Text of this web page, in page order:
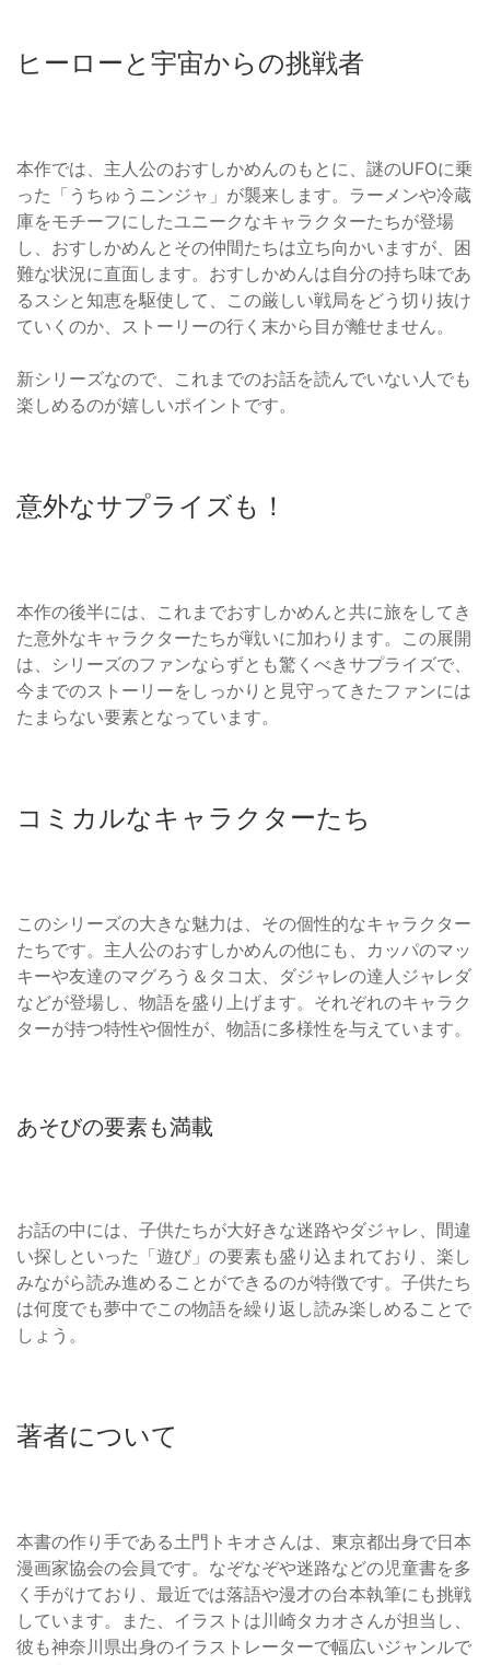
ヒーローと宇宙からの挑戦者
本作では、主人公のおすしかめんのもとに、謎のUFOに乗
った「うちゅうニンジャ」が襲来します。ラーメンや冷蔵
庫をモチーフにしたユニークなキャラクターたちが登場
し、おすしかめんとその仲間たちは立ち向かいますが、困
難な状況に直面します。おすしかめんは自分の持ち味であ
るスシと知恵を駆使して、この厳しい戦局をどう切り抜け
ていくのか、ストーリーの行く末から目が離せません。
新シリーズなので、これまでのお話を読んでいない人でも
楽しめるのが嬉しいポイントです。
意外なサプライズも！
本作の後半には、これまでおすしかめんと共に旅をしてき
た意外なキャラクターたちが戦いに加わります。この展開
は、シリーズのファンならずとも驚くべきサプライズで、
今までのストーリーをしっかりと見守ってきたファンには
たまらない要素となっています。
コミカルなキャラクターたち
このシリーズの大きな魅力は、その個性的なキャラクター
たちです。主人公のおすしかめんの他にも、カッパのマッ
キーや友達のマグろう＆タコ太、ダジャレの達人ジャレダ
などが登場し、物語を盛り上げます。それぞれのキャラク
ターが持つ特性や個性が、物語に多様性を与えています。
あそびの要素も満載
お話の中には、子供たちが大好きな迷路やダジャレ、間違
い探しといった「遊び」の要素も盛り込まれており、楽し
みながら読み進めることができるのが特徴です。子供たち
は何度でも夢中でこの物語を繰り返し読み楽しめることで
しょう。
著者について
本書の作り手である土門トキオさんは、東京都出身で日本
漫画家協会の会員です。なぞなぞや迷路などの児童書を多
く手がけており、最近では落語や漫才の台本執筆にも挑戦
しています。また、イラストは川崎タカオさんが担当し、
彼も神奈川県出身のイラストレーターで幅広いジャンルで